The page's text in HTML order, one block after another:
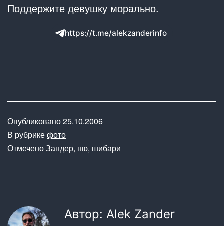
Поддержите девушку морально.
https://t.me/alekzanderinfo
Опубликовано25.10.2006
В рубрикефото
ОтмеченоЗандер, ню, шибари
Автор: Alek Zander